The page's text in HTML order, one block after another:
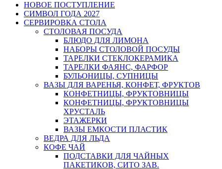
НОВОЕ ПОСТУПЛЕНИЕ
СИМВОЛ ГОДА 2027
СЕРВИРОВКА СТОЛА
СТОЛОВАЯ ПОСУДА
БЛЮДО ДЛЯ ЛИМОНА
НАБОРЫ СТОЛОВОЙ ПОСУДЫ
ТАРЕЛКИ СТЕКЛОКЕРАМИКА
ТАРЕЛКИ ФАЯНС, ФАРФОР
БУЛЬОНИЦЫ, СУПНИЦЫ
ВАЗЫ ДЛЯ ВАРЕНЬЯ, КОНФЕТ, ФРУКТОВ
КОНФЕТНИЦЫ, ФРУКТОВНИЦЫ
КОНФЕТНИЦЫ, ФРУКТОВНИЦЫ
ХРУСТАЛЬ
ЭТАЖЕРКИ
ВАЗЫ ЕМКОСТИ ПЛАСТИК
ВЕДРА ДЛЯ ЛЬДА
КОФЕ ЧАЙ
ПОДСТАВКИ ДЛЯ ЧАЙНЫХ
ПАКЕТИКОВ, СИТО ЗАВ.